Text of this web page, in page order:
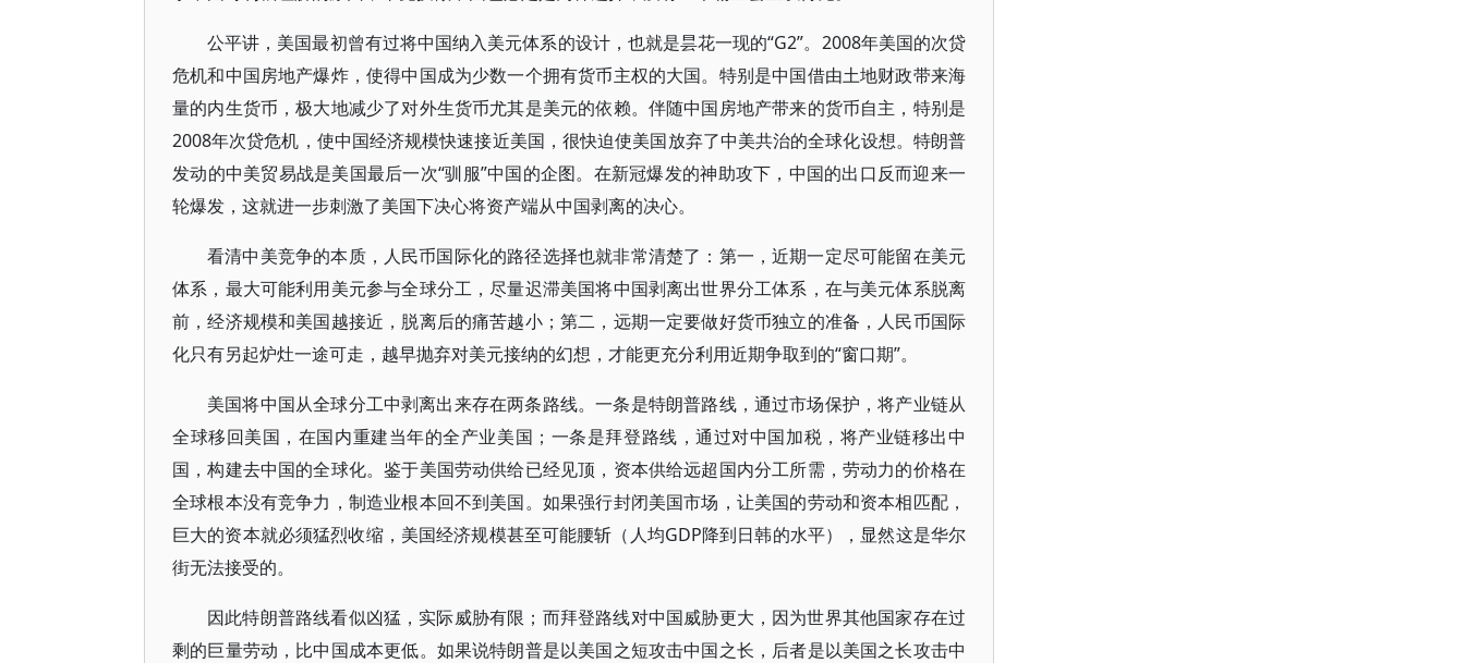
公平讲，美国最初曾有过将中国纳入美元体系的设计，也就是昙花一现的“G2”。2008年美国的次贷
危机和中国房地产爆炸，使得中国成为少数一个拥有货币主权的大国。特别是中国借由土地财政带来海
量的内生货币，极大地减少了对外生货币尤其是美元的依赖。伴随中国房地产带来的货币自主，特别是
2008年次贷危机，使中国经济规模快速接近美国，很快迫使美国放弃了中美共治的全球化设想。特朗普
发动的中美贸易战是美国最后一次“驯服”中国的企图。在新冠爆发的神助攻下，中国的出口反而迎来一
轮爆发，这就进一步刺激了美国下决心将资产端从中国剥离的决心。
看清中美竞争的本质，人民币国际化的路径选择也就非常清楚了：第一，近期一定尽可能留在美元
体系，最大可能利用美元参与全球分工，尽量迟滞美国将中国剥离出世界分工体系，在与美元体系脱离
前，经济规模和美国越接近，脱离后的痛苦越小；第二，远期一定要做好货币独立的准备，人民币国际
化只有另起炉灶一途可走，越早抛弃对美元接纳的幻想，才能更充分利用近期争取到的“窗口期”。
美国将中国从全球分工中剥离出来存在两条路线。一条是特朗普路线，通过市场保护，将产业链从
全球移回美国，在国内重建当年的全产业美国；一条是拜登路线，通过对中国加税，将产业链移出中
国，构建去中国的全球化。鉴于美国劳动供给已经见顶，资本供给远超国内分工所需，劳动力的价格在
全球根本没有竞争力，制造业根本回不到美国。如果强行封闭美国市场，让美国的劳动和资本相匹配，
巨大的资本就必须猛烈收缩，美国经济规模甚至可能腰斩（人均GDP降到日韩的水平），显然这是华尔
街无法接受的。
因此特朗普路线看似凶猛，实际威胁有限；而拜登路线对中国威胁更大，因为世界其他国家存在过
剩的巨量劳动，比中国成本更低。如果说特朗普是以美国之短攻击中国之长，后者是以美国之长攻击中